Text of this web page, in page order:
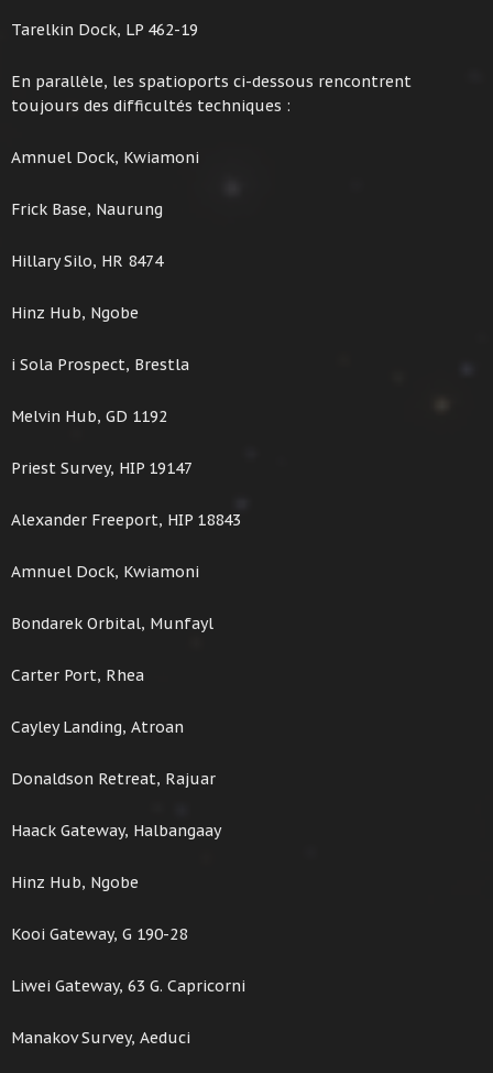
Tarelkin Dock, LP 462-19
En parallèle, les spatioports ci-dessous rencontrent
toujours des difficultés techniques :
Amnuel Dock, Kwiamoni
Frick Base, Naurung
Hillary Silo, HR 8474
Hinz Hub, Ngobe
i Sola Prospect, Brestla
Melvin Hub, GD 1192
Priest Survey, HIP 19147
Alexander Freeport, HIP 18843
Amnuel Dock, Kwiamoni
Bondarek Orbital, Munfayl
Carter Port, Rhea
Cayley Landing, Atroan
Donaldson Retreat, Rajuar
Haack Gateway, Halbangaay
Hinz Hub, Ngobe
Kooi Gateway, G 190-28
Liwei Gateway, 63 G. Capricorni
Manakov Survey, Aeduci